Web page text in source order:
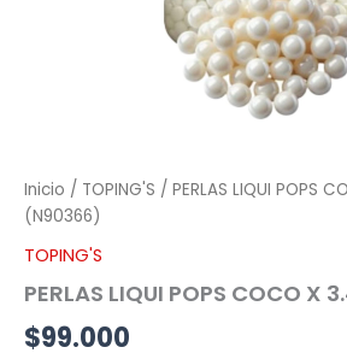
Inicio / TOPING'S / PERLAS LIQUI POPS
(N90366)
TOPING'S
PERLAS LIQUI POPS COCO X
$99.000